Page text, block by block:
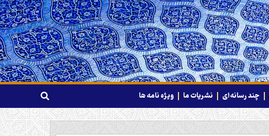
چند رسانه‌ای نشریات ما ویژه نامه ها